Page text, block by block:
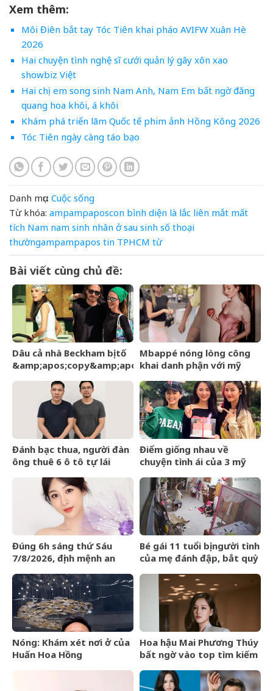
Xem thêm:
Môi Điên bắt tay Tóc Tiên khai pháo AVIFW Xuân Hè
2026
Hai chuyện tình nghệ sĩ cưới quản lý gây xôn xao
showbiz Việt
Hai chị em song sinh Nam Anh, Nam Em bất ngờ đăng
quang hoa khôi, á khôi
Khám phá triển lãm Quốc tế phim ảnh Hồng Kông 2026
Tóc Tiên ngày càng táo bạo
Danh mục: Cuộc sống
Từ khóa: ampampaposcon bình diện là lắc liên mắt mất
tích Nam nam sinh nhân ở sau sinh số thoại
thườngampampapos tin TPHCM từ
Bài viết cùng chủ đề:
Dâu cả nhà Beckham bị tố
&amp;apos;copy&amp;apos;
Victoria giữa sóng gió gia
Mbappé nóng lòng công
khai danh phận với mỹ
rồi
Đánh bạc thua, người đàn
ông thuê 6 ô tô tự lái
Điểm giống nhau về
chuyện tình ái của 3 mỹ
Đúng 6h sáng thứ Sáu
7/8/2026, định mệnh an
như cá chép hóa rồng,
giàu có lên bất chấp
Bé gái 11 tuổi bị người tình
của mẹ đánh đập, bắt quỳ
Nóng: Khám xét nơi ở của
Huấn Hoa Hồng
Hoa hậu Mai Phương Thúy
bất ngờ vào top tìm kiếm
vọt